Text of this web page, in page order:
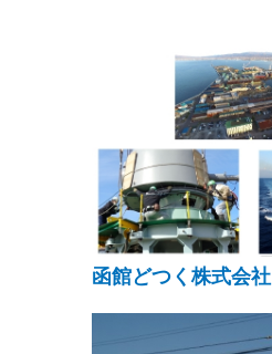
函館どつく株式会社